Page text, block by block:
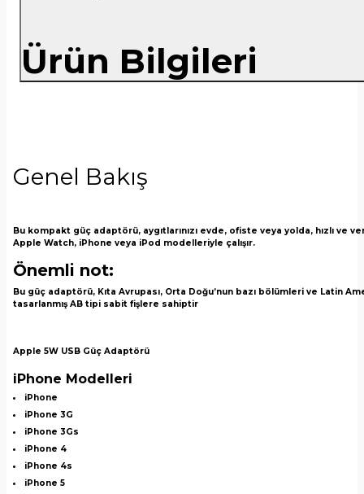
Ürün Bilgileri
Genel Bakış
Bu kompakt güç adaptörü, aygıtlarınızı evde, ofiste veya yolda, hızlı
Apple Watch, iPhone veya iPod modelleriyle çalışır.
Önemli not:
Bu güç adaptörü, Kıta Avrupası, Orta Doğu’nun bazı bölümleri ve Latin
tasarlanmış AB tipi sabit fişlere sahiptir
Apple 5W USB Güç Adaptörü
iPhone Modelleri
iPhone
iPhone 3G
iPhone 3Gs
iPhone 4
iPhone 4s
iPhone 5